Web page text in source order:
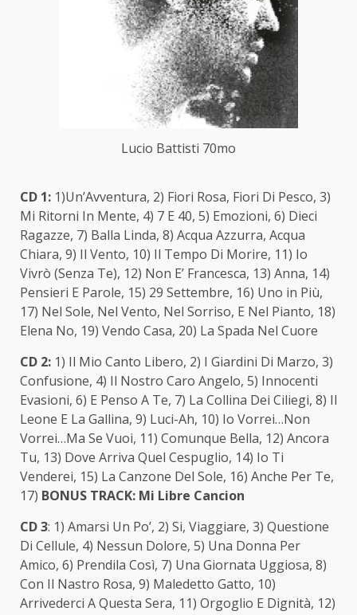
Lucio Battisti 70mo
CD 1: 1)Un’Avventura, 2) Fiori Rosa, Fiori Di Pesco, 3)
Mi Ritorni In Mente, 4) 7 E 40, 5) Emozioni, 6) Dieci
Ragazze, 7) Balla Linda, 8) Acqua Azzurra, Acqua
Chiara, 9) Il Vento, 10) Il Tempo Di Morire, 11) Io
Vivrò (Senza Te), 12) Non E’ Francesca, 13) Anna, 14)
Pensieri E Parole, 15) 29 Settembre, 16) Uno in Più,
17) Nel Sole, Nel Vento, Nel Sorriso, E Nel Pianto, 18)
Elena No, 19) Vendo Casa, 20) La Spada Nel Cuore
CD 2: 1) Il Mio Canto Libero, 2) I Giardini Di Marzo, 3)
Confusione, 4) Il Nostro Caro Angelo, 5) Innocenti
Evasioni, 6) E Penso A Te, 7) La Collina Dei Ciliegi, 8) Il
Leone E La Gallina, 9) Luci-Ah, 10) Io Vorrei…Non
Vorrei…Ma Se Vuoi, 11) Comunque Bella, 12) Ancora
Tu, 13) Dove Arriva Quel Cespuglio, 14) Io Ti
Venderei, 15) La Canzone Del Sole, 16) Anche Per Te,
17) BONUS TRACK: Mi Libre Cancion
CD 3: 1) Amarsi Un Po’, 2) Si, Viaggiare, 3) Questione
Di Cellule, 4) Nessun Dolore, 5) Una Donna Per
Amico, 6) Prendila Così, 7) Una Giornata Uggiosa, 8)
Con Il Nastro Rosa, 9) Maledetto Gatto, 10)
Arrivederci A Questa Sera, 11) Orgoglio E Dignità, 12)